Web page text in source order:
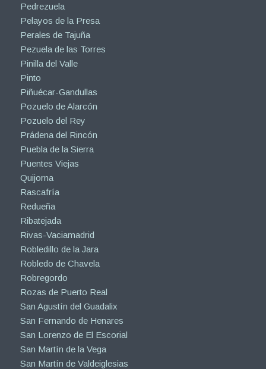
Pedrezuela
Pelayos de la Presa
Perales de Tajuña
Pezuela de las Torres
Pinilla del Valle
Pinto
Piñuécar-Gandullas
Pozuelo de Alarcón
Pozuelo del Rey
Prádena del Rincón
Puebla de la Sierra
Puentes Viejas
Quijorna
Rascafría
Redueña
Ribatejada
Rivas-Vaciamadrid
Robledillo de la Jara
Robledo de Chavela
Robregordo
Rozas de Puerto Real
San Agustín del Guadalix
San Fernando de Henares
San Lorenzo de El Escorial
San Martín de la Vega
San Martín de Valdeiglesias